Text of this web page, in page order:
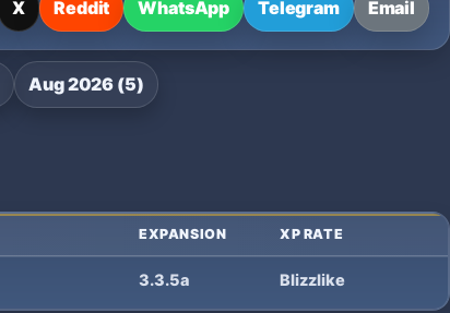
X Reddit WhatsApp Telegram Email
Aug 2026 (5)
EXPANSION XP RATE
3.3.5a Blizzlike